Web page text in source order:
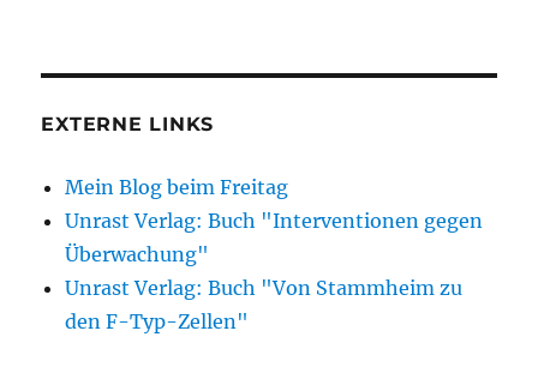
EXTERNE LINKS
Mein Blog beim Freitag
Unrast Verlag: Buch "Interventionen gegen
Überwachung"
Unrast Verlag: Buch "Von Stammheim zu
den F-Typ-Zellen"